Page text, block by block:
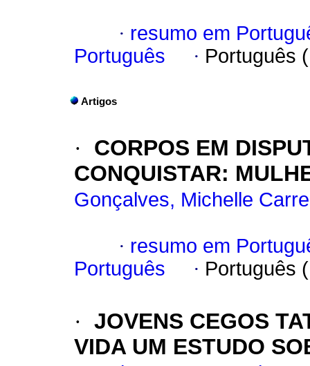
· resumo em
Português
· Português
Artigos
·
CORPOS EM
CONQUISTAR:
Gonçalves, Michelle
· resumo em
Português
· Português
· JOVENS CEGOS
VIDA UM ESTUDO